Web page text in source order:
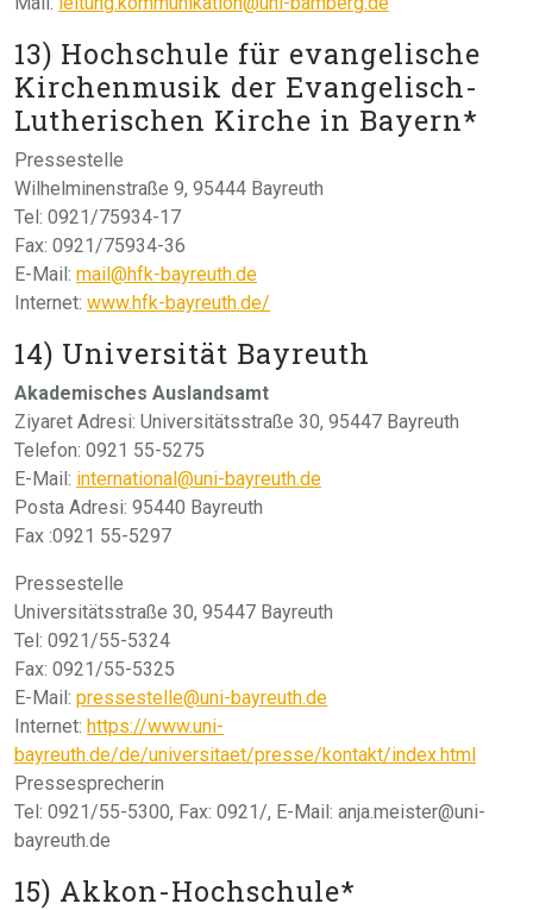
13) Hochschule für evangelische
Kirchenmusik der Evangelisch-
Lutherischen Kirche in Bayern*
Pressestelle
Wilhelminenstraße 9, 95444 Bayreuth
Tel: 0921/75934-17
Fax: 0921/75934-36
E-Mail: mail@hfk-bayreuth.de
Internet: www.hfk-bayreuth.de/
14) Universität Bayreuth
Akademisches Auslandsamt
Ziyaret Adresi: Universitätsstraße 30, 95447 Bayreuth
Telefon: 0921 55-5275
E-Mail: international@uni-bayreuth.de
Posta Adresi: 95440 Bayreuth
Fax :0921 55-5297
Pressestelle
Universitätsstraße 30, 95447 Bayreuth
Tel: 0921/55-5324
Fax: 0921/55-5325
E-Mail: pressestelle@uni-bayreuth.de
Internet: https://www.uni-
bayreuth.de/de/universitaet/presse/kontakt/index.html
Pressesprecherin
Tel: 0921/55-5300, Fax: 0921/, E-Mail: anja.meister@uni-
bayreuth.de
15) Akkon-Hochschule*